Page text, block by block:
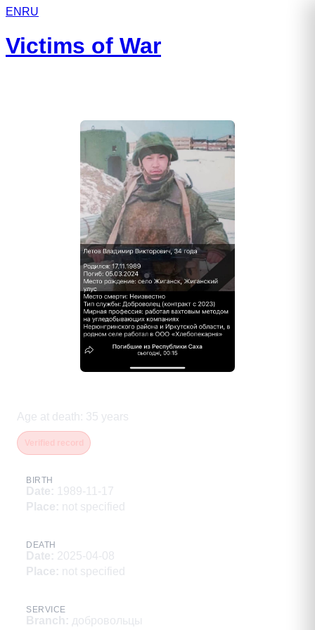
EN RU
Victims of War
Age at death : 35 years
BIRTH
Date: 1989-11-17
Place: not specified
DEATH
Date: 2025-04-08
Place: not specified
SERVICE
Branch : добровольцы